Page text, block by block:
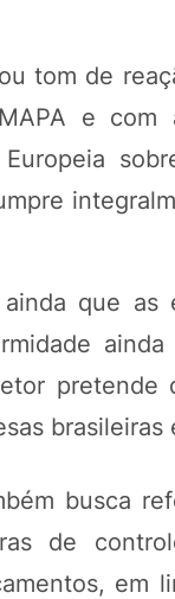
tom de
e com
que as
pretende
busca
de
em